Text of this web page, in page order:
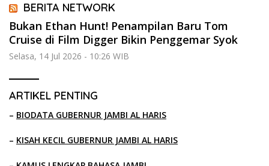
BERITA NETWORK
Bukan Ethan Hunt! Penampilan Baru Tom
Cruise di Film Digger Bikin Penggemar Syok
Selasa, 14 Jul 2026 - 10:26 WIB
ARTIKEL PENTING
– BIODATA GUBERNUR JAMBI AL HARIS
– KISAH KECIL GUBERNUR JAMBI AL HARIS